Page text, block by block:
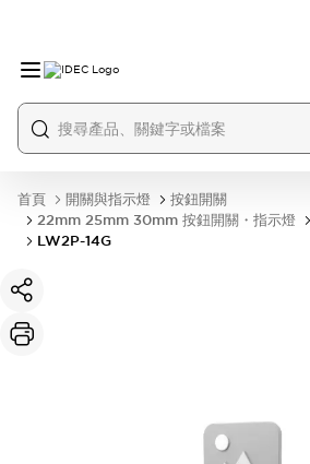
首頁 開關與指示燈
按鈕開關
22mm 25mm 30mm 按鈕開關・指示燈
LW2P-14G